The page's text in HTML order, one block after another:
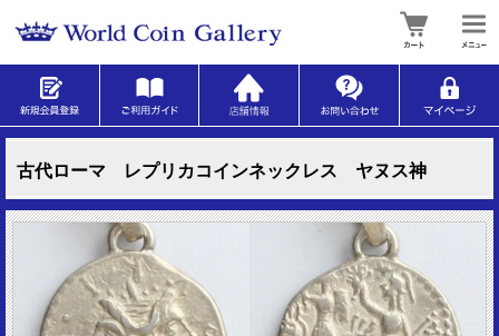
古代ローマ レプリカコインネックレス ヤヌス神